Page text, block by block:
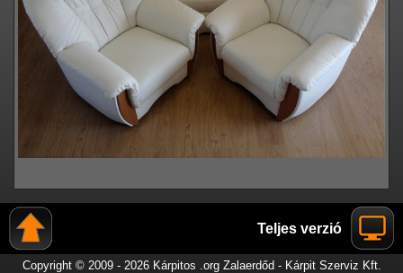
Teljes verzió
Copyright © 2009 - 2026 Kárpitos .org Zalaerdőd - Kárpit Szerviz Kft.